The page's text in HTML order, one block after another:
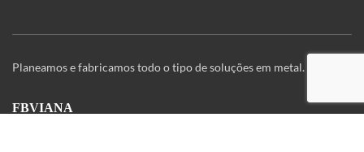
Planeamos e fabricamos todo o tipo de soluções em metal.
FBVIANA